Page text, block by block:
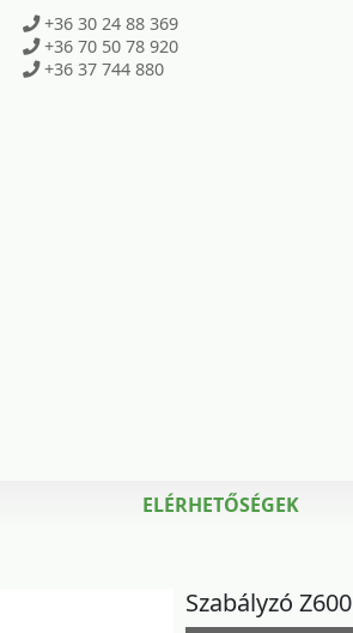
+36 30 24 88 369
+36 70 50 78 920
+36 37 744 880
ELÉRHETŐSÉGEK
Szabályzó Z600